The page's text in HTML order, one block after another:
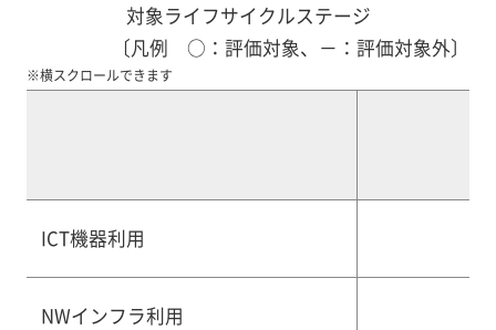
対象ライフサイクルステージ
〔凡例 ○：評価対象、－：評価対象外〕
※横スクロールできます
ICT機器利用
NWインフラ利用